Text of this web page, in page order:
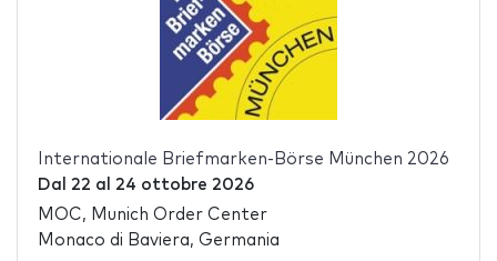
Internationale Briefmarken-Börse München 2026
Dal 22 al 24 ottobre 2026
MOC, Munich Order Center
Monaco di Baviera, Germania